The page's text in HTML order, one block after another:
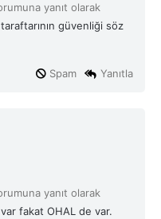
yanıt olarak
taraftarının güvenliği söz
Yanıtla
Spam
yanıt olarak
fakat OHAL de var.